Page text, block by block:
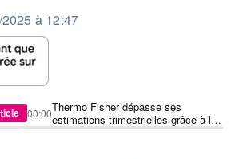
à 12:47
Thermo Fisher dépasse ses
estimations trimestrielles grâce à la
forte demande pour ses outils et
00:00